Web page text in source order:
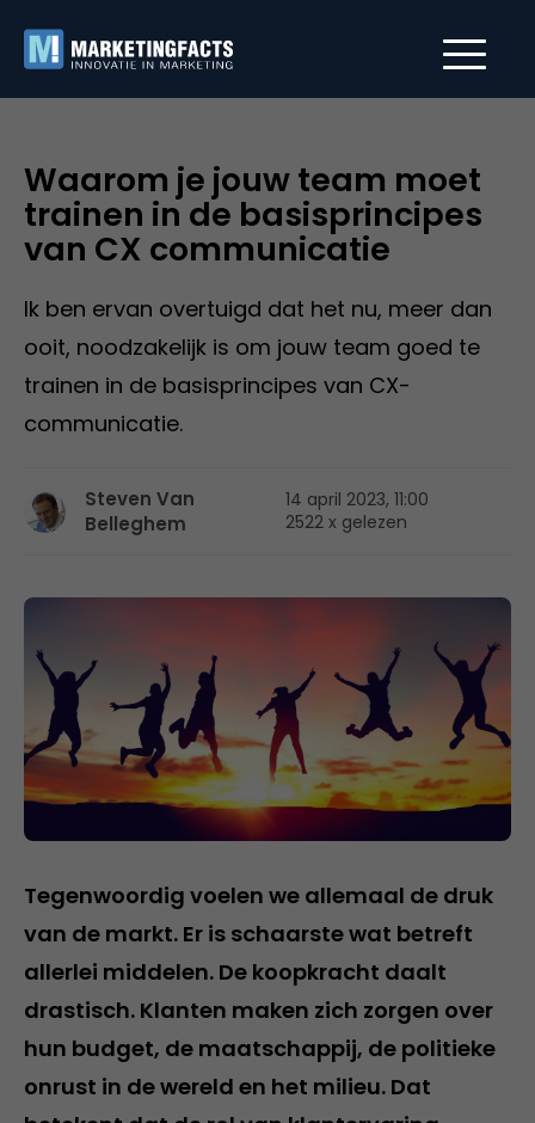
Waarom je jouw team moet
trainen in de basisprincipes
van CX communicatie
Ik ben ervan overtuigd dat het nu, meer dan
ooit, noodzakelijk is om jouw team goed te
trainen in de basisprincipes van CX-
communicatie.
Steven Van
Belleghem
14 april 2023, 11:00
2522 x gelezen
Tegenwoordig voelen we allemaal de druk
van de markt. Er is schaarste wat betreft
allerlei middelen. De koopkracht daalt
drastisch. Klanten maken zich zorgen over
hun budget, de maatschappij, de politieke
onrust in de wereld en het milieu. Dat